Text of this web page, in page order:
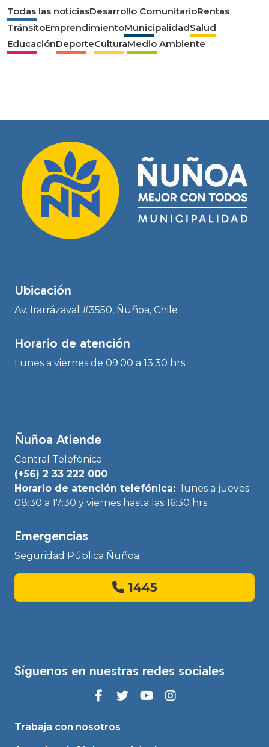
Todas las noticiasDesarrollo ComunitarioRentas
TránsitoEmprendimientoMunicipalidadSalud
EducaciónDeporteCulturaMedio Ambiente
Ubicación
Av. Irarrázaval #3550, Ñuñoa, Chile
Horario de atención
Lunes a viernes de 09:00 a 13:30 hrs.
Ñuñoa Atiende
Central Telefónica
(+56) 2 33 222 000
Horario de atención telefónica:
lunes a jueves
08:30 a 17:30 y viernes hasta las 16:30 hrs.
Emergencias
Seguridad Pública Ñuñoa
1445
Síguenos en nuestras redes sociales
Trabaja con nosotros